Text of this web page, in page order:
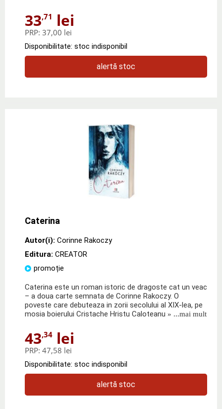
33,71 lei
PRP: 37,00 lei
Disponibilitate: stoc indisponibil
alertă stoc
Caterina
Autor(i): Corinne Rakoczy
Editura: CREATOR
promoție
Caterina este un roman istoric de dragoste cat un veac
– a doua carte semnata de Corinne Rakoczy. O
poveste care debuteaza in zorii secolului al XIX-lea, pe
mosia boierului Cristache Hristu Caloteanu » ...mai mult
43,34 lei
PRP: 47,58 lei
Disponibilitate: stoc indisponibil
alertă stoc